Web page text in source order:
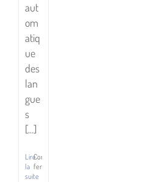
aut
om
atiq
ue
des
lan
gue
s
[...]
Lire
la
suite
Commentaires
fermés